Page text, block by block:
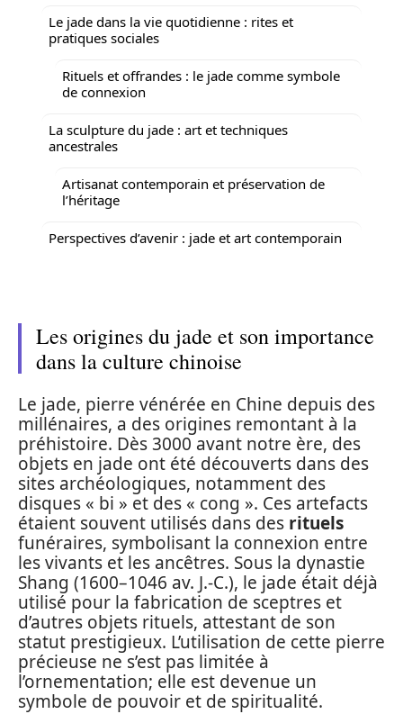
Le jade dans la vie quotidienne : rites et
pratiques sociales
Rituels et offrandes : le jade comme symbole
de connexion
La sculpture du jade : art et techniques
ancestrales
Artisanat contemporain et préservation de
l’héritage
Perspectives d’avenir : jade et art contemporain
Les origines du jade et son importance
dans la culture chinoise
Le jade, pierre vénérée en Chine depuis des
millénaires, a des origines remontant à la
préhistoire. Dès 3000 avant notre ère, des
objets en jade ont été découverts dans des
sites archéologiques, notamment des
disques « bi » et des « cong ». Ces artefacts
étaient souvent utilisés dans des rituels
funéraires, symbolisant la connexion entre
les vivants et les ancêtres. Sous la dynastie
Shang (1600–1046 av. J.-C.), le jade était déjà
utilisé pour la fabrication de sceptres et
d’autres objets rituels, attestant de son
statut prestigieux. L’utilisation de cette pierre
précieuse ne s’est pas limitée à
l’ornementation; elle est devenue un
symbole de pouvoir et de spiritualité.